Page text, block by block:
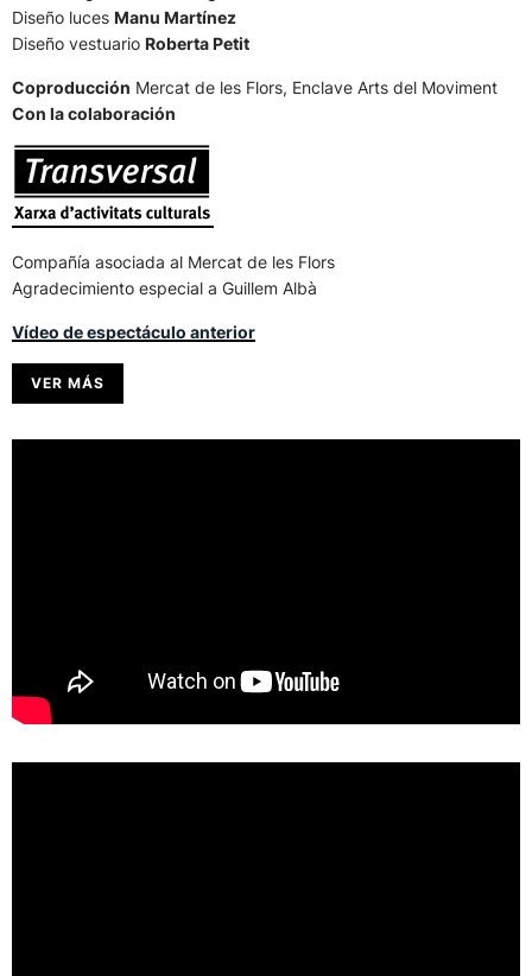
Diseño luces Manu Martínez
Diseño vestuario Roberta Petit
Coproducción Mercat de les Flors, Enclave Arts del Moviment
Con la colaboración
Compañía asociada al Mercat de les Flors
Agradecimiento especial a Guillem Albà
Vídeo de espectáculo anterior
VER MÁS